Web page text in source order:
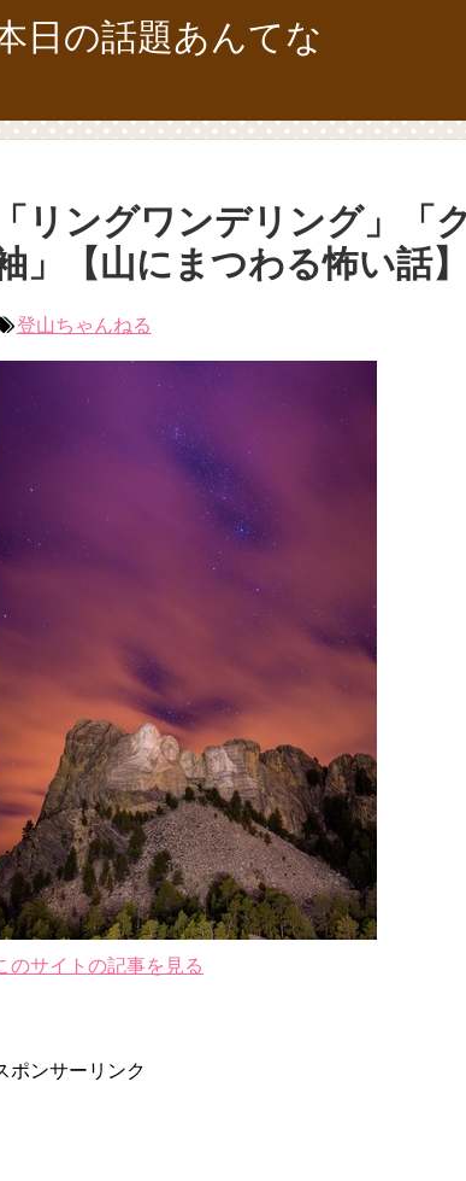
日の話題あんてな
「リングワンデリング」「
」【山にまつわる怖い話】
登山ちゃんねる
のサイトの記事を見る
ポンサーリンク